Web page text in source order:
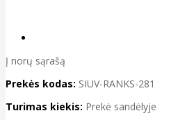
Į norų sąrašą
Prekės kodas: SIUV-RANKS-281
Turimas kiekis: Prekė sandėlyje